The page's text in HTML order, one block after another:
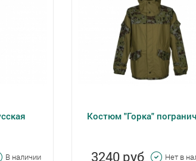
В наличии
Костюм "Горка"
3240 руб Нет в